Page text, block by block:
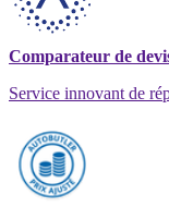
Comparateur de
Service innovant de